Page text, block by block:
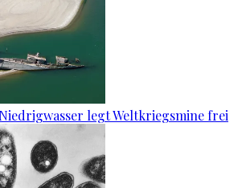
legt Weltkriegsmine frei